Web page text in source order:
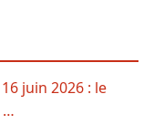
juin 2026 : le
…